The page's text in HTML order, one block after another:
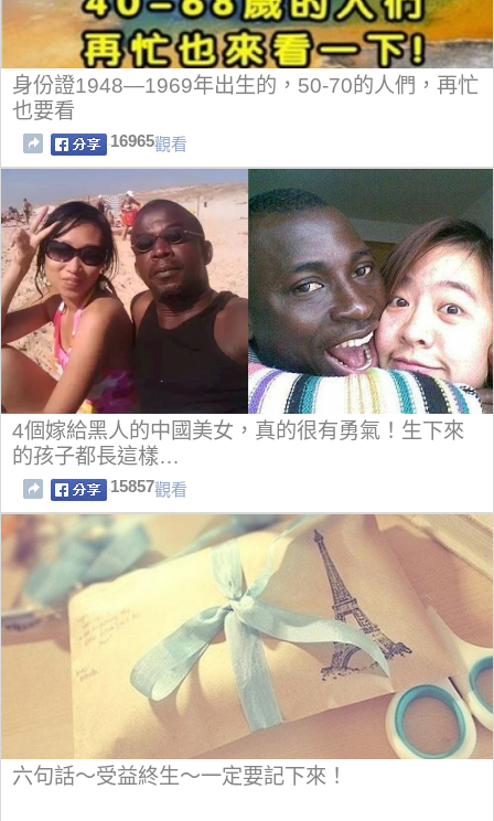
身份證1948—1969年出生的，50-70的人們，再忙
也要看
16965觀看
4個嫁給黑人的中國美女，真的很有勇氣！生下來
的孩子都長這樣…
15857觀看
六句話～受益終生～一定要記下來！